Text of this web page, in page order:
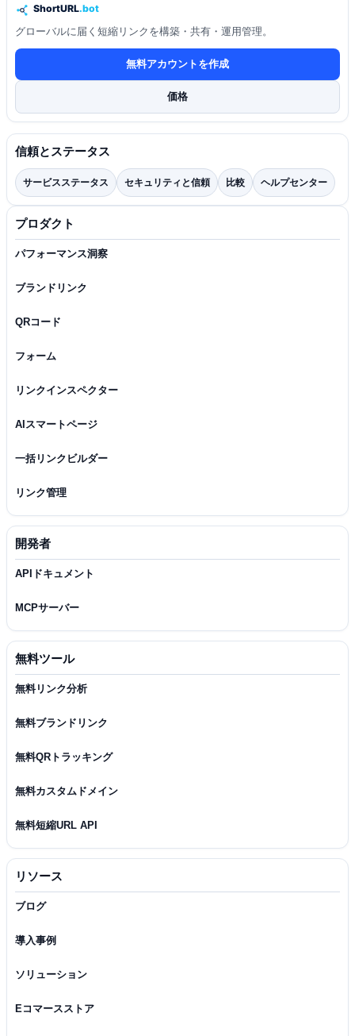
グローバルに届く短縮リンクを構築・共有・運用管理。
無料アカウントを作成
価格
信頼とステータス
サービスステータス セキュリティと信頼 比較 ヘルプセンター
プロダクト
パフォーマンス洞察
ブランドリンク
QRコード
フォーム
リンクインスペクター
AIスマートページ
一括リンクビルダー
リンク管理
開発者
APIドキュメント
MCPサーバー
無料ツール
無料リンク分析
無料ブランドリンク
無料QRトラッキング
無料カスタムドメイン
無料短縮URL API
リソース
ブログ
導入事例
ソリューション
Eコマースストア